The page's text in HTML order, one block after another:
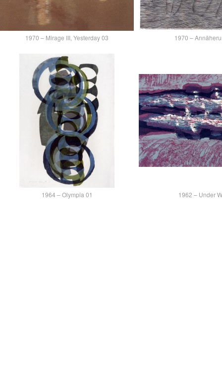
1970 – Mirage III, Yesterday 03 1970 –
1964 – Olympia 01 1962 – Under